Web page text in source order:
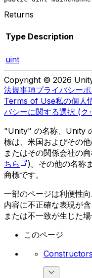
Returns
Type Description
uint
Copyright © 2026
法規事項プライバシー
Terms of Use私の個人
バシーに関する選択 (ク
"Unity" の名称、Unity
標は、米国およびその
またはその関係会社の
ちら
)。その他の名称
商標です。
一部のページは利便性
内容に不正確な表現が
または不一致が生じた
このページ
Constructors